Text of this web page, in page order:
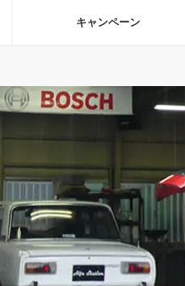
キャンペーン